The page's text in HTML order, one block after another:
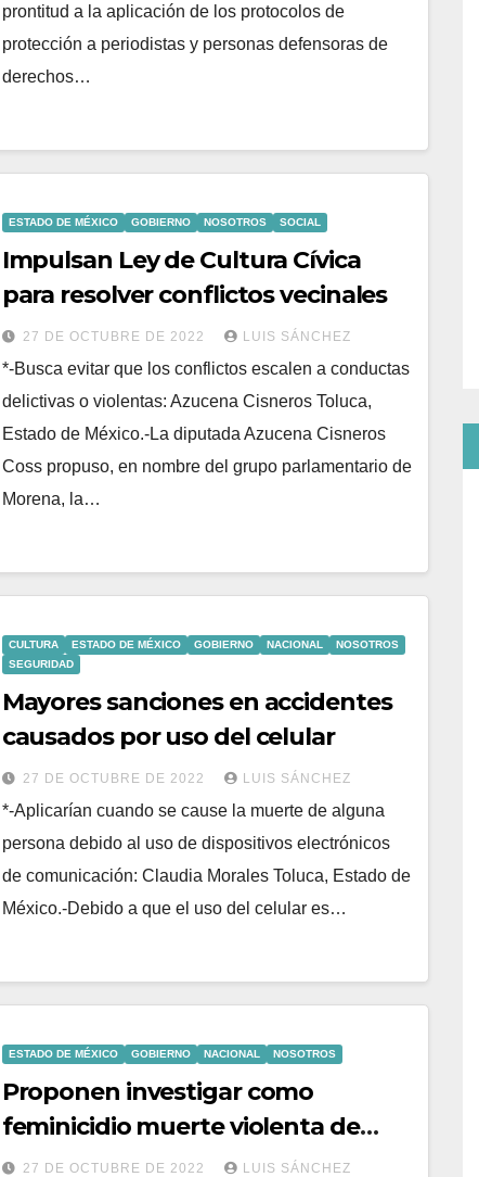
prontitud a la aplicación de los protocolos de
protección a periodistas y personas defensoras de
derechos…
ESTADO DE MÉXICO GOBIERNO NOSOTROS SOCIAL
Impulsan Ley de Cultura Cívica
para resolver conflictos vecinales
27 DE OCTUBRE DE 2022 LUIS SÁNCHEZ
*-Busca evitar que los conflictos escalen a conductas
delictivas o violentas: Azucena Cisneros Toluca,
Estado de México.-La diputada Azucena Cisneros
Coss propuso, en nombre del grupo parlamentario de
Morena, la…
CULTURA ESTADO DE MÉXICO GOBIERNO NACIONAL
NOSOTROS
SEGURIDAD
Mayores sanciones en accidentes
causados por uso del celular
27 DE OCTUBRE DE 2022 LUIS SÁNCHEZ
*-Aplicarían cuando se cause la muerte de alguna
persona debido al uso de dispositivos electrónicos
de comunicación: Claudia Morales Toluca, Estado de
México.-Debido a que el uso del celular es…
ESTADO DE MÉXICO GOBIERNO NACIONAL NOSOTROS
Proponen investigar como
feminicidio muerte violenta de
mujeres
27 DE OCTUBRE DE 2022 LUIS SÁNCHEZ